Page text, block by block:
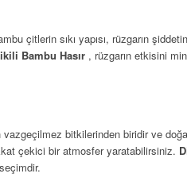
çitlerin sıkı yapısı, rüzgarın
Bambu Hasır , rüzgarın etkisini
bitkilerinden biridir ve
çekici bir atmosfer yaratabilirsiniz.